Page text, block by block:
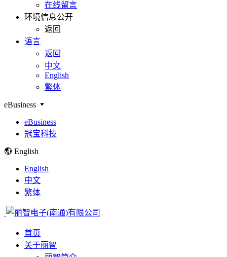
在线留言
环境信息公开
返回
语言
返回
中文
English
繁体
eBusiness
eBusiness
冠宝科技
English
English
中文
繁体
首页
关于丽智